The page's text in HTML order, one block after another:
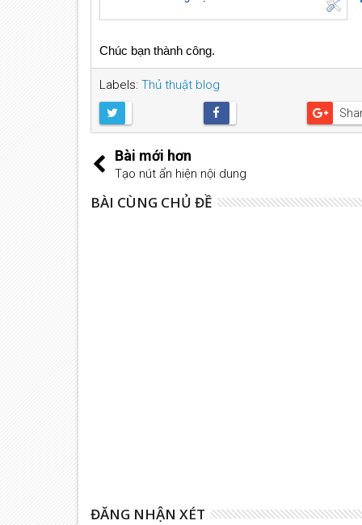
Chúc bạn thành công.
Labels: Thủ thuật blog
Bài mới hơn
Tạo nút ẩn hiện nội dung
BÀI CÙNG CHỦ ĐỀ
ĐĂNG NHẬN XÉT